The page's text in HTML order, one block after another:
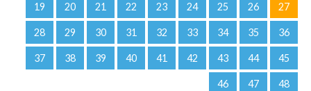
19 20 21 22 23 24 25 26 27
28 29 30 31 32 33 34 35 36
37 38 39 40 41 42 43 44 45
46 47 48